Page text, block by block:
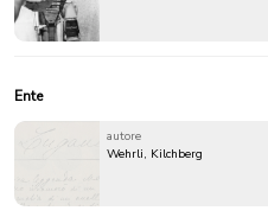
Ente
autore
Wehrli, Kilchberg